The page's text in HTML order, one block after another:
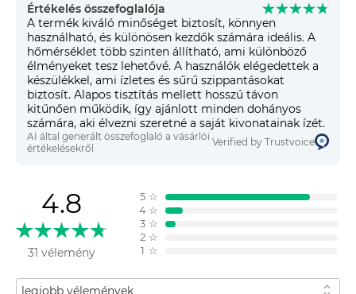
Értékelés összefoglalója
A termék kiváló minőséget biztosít, könnyen
használható, és különösen kezdők számára ideális. A
hőmérséklet több szinten állítható, ami különböző
élményeket tesz lehetővé. A használók elégedettek a
készülékkel, ami ízletes és sűrű szippantásokat
biztosít. Alapos tisztítás mellett hosszú távon
kitűnően működik, így ajánlott minden dohányos
számára, aki élvezni szeretné a saját kivonatainak ízét.
AI által generált összefoglaló a vásárlói
értékelésekről
Verified by Trustvoice
4.8
31 vélemény
5 ☆
4 ☆
3 ☆
2 ☆
1 ☆
Rendezés